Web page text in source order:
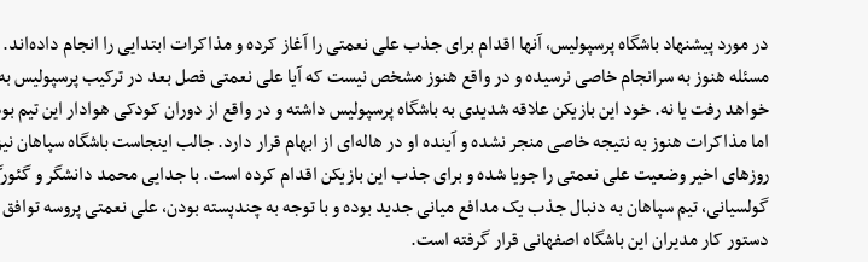
در مورد پیشنهاد باشگاه پرسپولیس، آنها اقدام برای جذب علی نعمتی را آغاز کرده و مذاکرات ابتدایی را انجام داده‌اند.
مسئله هنوز به سرانجام خاصی نرسیده و در واقع هنوز مشخص نیست که آیا علی نعمتی فصل بعد در ترکیب پرسپولیس
خواهد رفت یا نه. خود این بازیکن علاقه شدیدی به باشگاه پرسپولیس داشته و در واقع از دوران کودکی هوادار این تیم
اما مذاکرات هنوز به نتیجه خاصی منجر نشده و آینده او در هاله‌ای از ابهام قرار دارد. جالب اینجاست باشگاه سپاهان
روزهای اخیر وضعیت علی نعمتی را جویا شده و برای جذب این بازیکن اقدام کرده است. با جدایی محمد دانشگر و
گولسیانی، تیم سپاهان به دنبال جذب یک مدافع میانی جدید بوده و با توجه به چندپسته بودن، علی نعمتی پروسه توافق
دستور کار مدیران این باشگاه اصفهانی قرار گرفته است.